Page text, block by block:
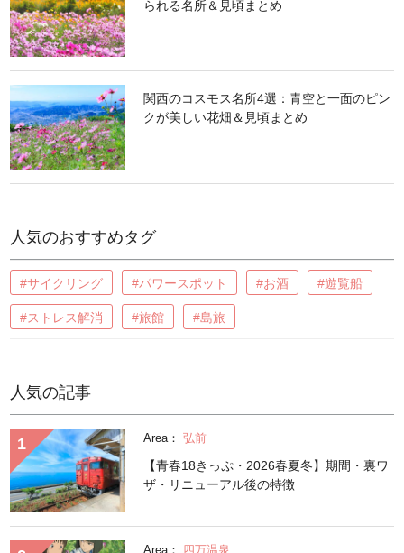
られる名所＆見頃まとめ
関西のコスモス名所4選：青空と一面のピン
クが美しい花畑＆見頃まとめ
人気のおすすめタグ
#サイクリング #パワースポット #お酒 #遊覧船
#ストレス解消 #旅館 #島旅
人気の記事
Area： 弘前
【青春18きっぷ・2026春夏冬】期間・裏ワ
ザ・リニューアル後の特徴
Area： 四万温泉